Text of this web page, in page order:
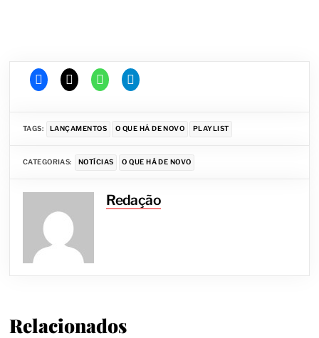
TAGS: LANÇAMENTOS O QUE HÁ DE NOVO PLAYLIST
CATEGORIAS: NOTÍCIAS O QUE HÁ DE NOVO
Redação
Relacionados